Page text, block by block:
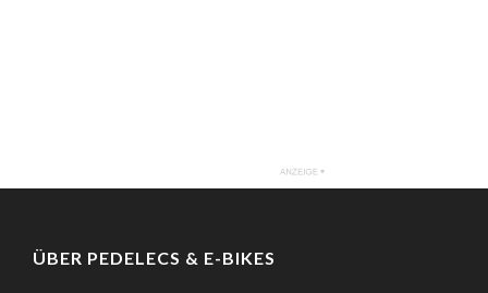
ÜBER PEDELECS & E-BIKES